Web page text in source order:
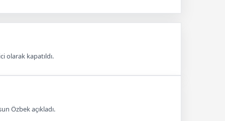
olarak kapatıldı.
Özbek açıkladı.